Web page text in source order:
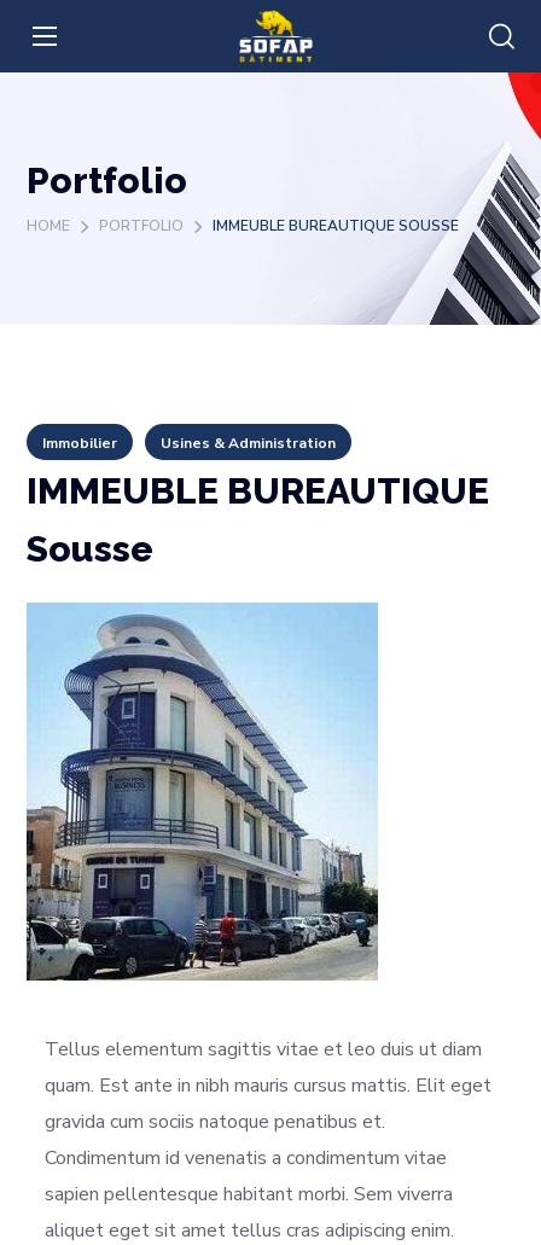
Portfolio
HOME PORTFOLIO IMMEUBLE BUREAUTIQUE SOUSSE
Immobilier Usines & Administration
IMMEUBLE BUREAUTIQUE
Sousse
Tellus elementum sagittis vitae et leo duis ut diam
quam. Est ante in nibh mauris cursus mattis. Elit eget
gravida cum sociis natoque penatibus et.
Condimentum id venenatis a condimentum vitae
sapien pellentesque habitant morbi. Sem viverra
aliquet eget sit amet tellus cras adipiscing enim.